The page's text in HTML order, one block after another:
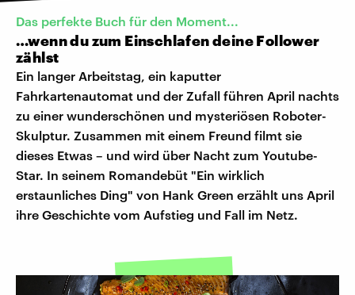
Das perfekte Buch für den Moment...
…wenn du zum Einschlafen deine Follower
zählst
Ein langer Arbeitstag, ein kaputter
Fahrkartenautomat und der Zufall führen April nachts
zu einer wunderschönen und mysteriösen Roboter-
Skulptur. Zusammen mit einem Freund filmt sie
dieses Etwas – und wird über Nacht zum Youtube-
Star. In seinem Romandebüt "Ein wirklich
erstaunliches Ding" von Hank Green erzählt uns April
ihre Geschichte vom Aufstieg und Fall im Netz.